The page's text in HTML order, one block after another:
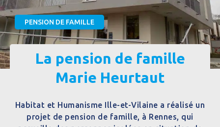
PENSION DE FAMILLE
La pension de famille
Marie Heurtaut
Habitat et Humanisme Ille-et-Vilaine a réalisé un
projet de pension de famille, à Rennes, qui